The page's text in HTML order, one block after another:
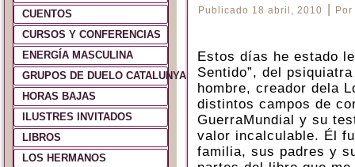
CUENTOS
CURSOS Y CONFERENCIAS
ENERGÍA MASCULINA
GRUPOS DE DUELO CATALUNYA Y ESPAÑA
HORAS BAJAS
ILUSTRES INVITADOS
LIBROS
LOS HERMANOS
Publicado 18 abril, 2010 Por
Estos días he estado
Sentido”, del
hombre, creador dela
distintos campos de
GuerraMundial y su
valor incalculable. Él
familia, sus padres y